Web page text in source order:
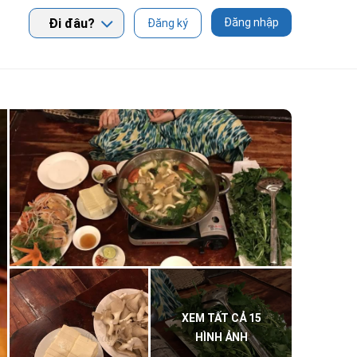
Đăng nhập
Đăng ký
Đi đâu?
XEM TẤT CẢ 15
HÌNH ẢNH